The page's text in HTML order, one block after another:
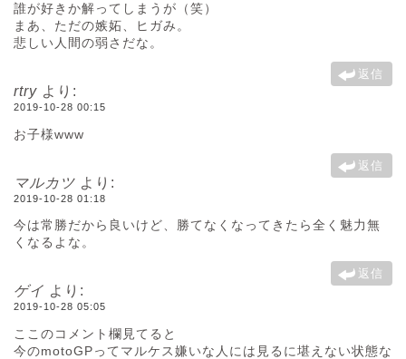
誰が好きか解ってしまうが（笑）
まあ、ただの嫉妬、ヒガみ。
悲しい人間の弱さだな。
返信
rtry より:
2019-10-28 00:15
お子様www
返信
マルカツ より:
2019-10-28 01:18
今は常勝だから良いけど、勝てなくなってきたら全く魅力無
くなるよな。
返信
ゲイ より:
2019-10-28 05:05
ここのコメント欄見てると
今のmotoGPってマルケス嫌いな人には見るに堪えない状態な